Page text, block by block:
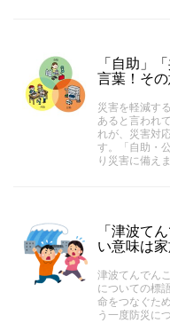
「自助」
言葉！そ
災害を軽減す
あると言われ
れが、災害対
す。「自助・
り災害に備え
「津波て
い意味は
津波てんでん
についての標
命をつなぐた
う一度防災に